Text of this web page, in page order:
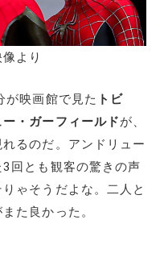
より
映画館で見た トビ
・ガーフィールドが、
るのだ。アンドリュー
回とも観客の驚きの声
ゃそうだよな。二人と
た良かった。